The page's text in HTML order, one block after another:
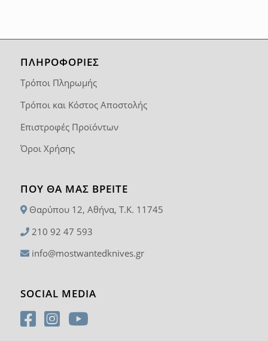
ΠΛΗΡΟΦΟΡΙΕΣ
Τρόποι Πληρωμής
Τρόποι και Κόστος Αποστολής
Επιστροφές Προϊόντων
Όροι Χρήσης
ΠΟΥ ΘΑ ΜΑΣ ΒΡΕΊΤΕ
Θαρύπου 12, Αθήνα, T.K. 11745
210 92 47 593
info@mostwantedknives.gr
SOCIAL MEDIA